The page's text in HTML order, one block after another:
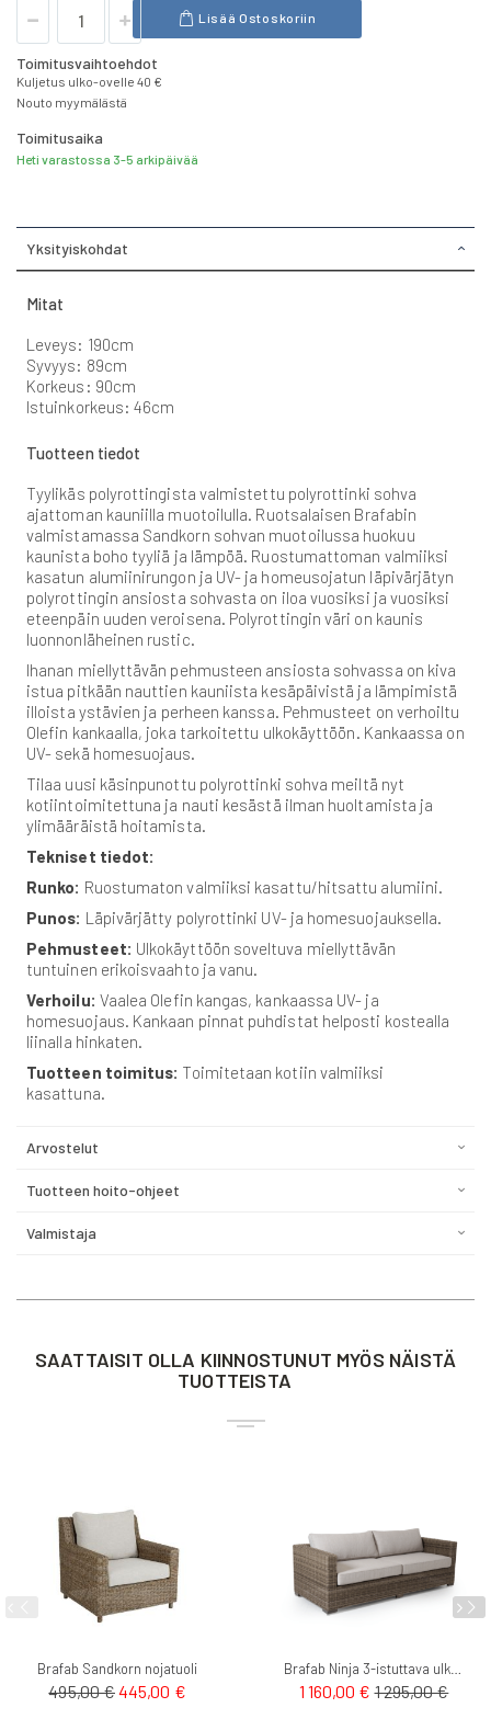
Lisää Ostoskoriin
Toimitusvaihtoehdot
Kuljetus ulko-ovelle 40 €
Nouto myymälästä
Toimitusaika
Heti varastossa 3-5 arkipäivää
Yksityiskohdat
Mitat
Leveys: 190cm
Syvyys: 89cm
Korkeus: 90cm
Istuinkorkeus: 46cm
Tuotteen tiedot
Tyylikäs polyrottingista valmistettu polyrottinki sohva
ajattoman kauniilla muotoilulla. Ruotsalaisen Brafabin
valmistamassa Sandkorn sohvan muotoilussa huokuu
kaunista boho tyyliä ja lämpöä. Ruostumattoman valmiiksi
kasatun alumiinirungon ja UV- ja homeusojatun läpivärjätyn
polyrottingin ansiosta sohvasta on iloa vuosiksi ja vuosiksi
eteenpäin uuden veroisena. Polyrottingin väri on kaunis
luonnonläheinen rustic.
Ihanan miellyttävän pehmusteen ansiosta sohvassa on kiva
istua pitkään nauttien kauniista kesäpäivistä ja lämpimistä
illoista ystävien ja perheen kanssa. Pehmusteet on verhoiltu
Olefin kankaalla, joka tarkoitettu ulkokäyttöön. Kankaassa on
UV- sekä homesuojaus.
Tilaa uusi käsinpunottu polyrottinki sohva meiltä nyt
kotiintoimitettuna ja nauti kesästä ilman huoltamista ja
ylimääräistä hoitamista.
Tekniset tiedot:
Runko: Ruostumaton valmiiksi kasattu/hitsattu alumiini.
Punos: Läpivärjätty polyrottinki UV- ja homesuojauksella.
Pehmusteet: Ulkokäyttöön soveltuva miellyttävän
tuntuinen erikoisvaahto ja vanu.
Verhoilu: Vaalea Olefin kangas, kankaassa UV- ja
homesuojaus. Kankaan pinnat puhdistat helposti kostealla
liinalla hinkaten.
Tuotteen toimitus: Toimitetaan kotiin valmiiksi
kasattuna.
Arvostelut
Tuotteen hoito-ohjeet
Valmistaja
SAATTAISIT OLLA KIINNOSTUNUT MYÖS NÄISTÄ
TUOTTEISTA
Brafab Sandkorn nojatuoli
495,00 €Tarjoushinta
445,00 € 1 160,00 € 1 295,00 €